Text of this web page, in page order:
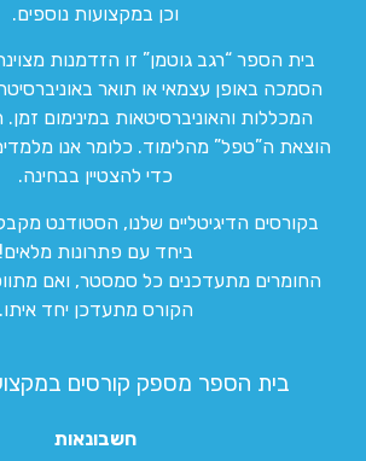
וכן במקצועות נוספים.
בית הספר “רגב גוטמן” זו הזדמנות
הסמכה באופן עצמאי או תואר
המכללות והאוניברסיטאות במינימום
הוצאת ה”טפל” מהלימוד. כלומר אנו
כדי להצטיין בבחינה.
בקורסים הדיגיטליים שלנו, הסטודנט
ביחד עם פתרונות מלאים!
החומרים מתעדכנים כל סמסטר, ואם
הקורס מתעדכן יחד איתו.
בית הספר מספק קורסים
חשבונאות